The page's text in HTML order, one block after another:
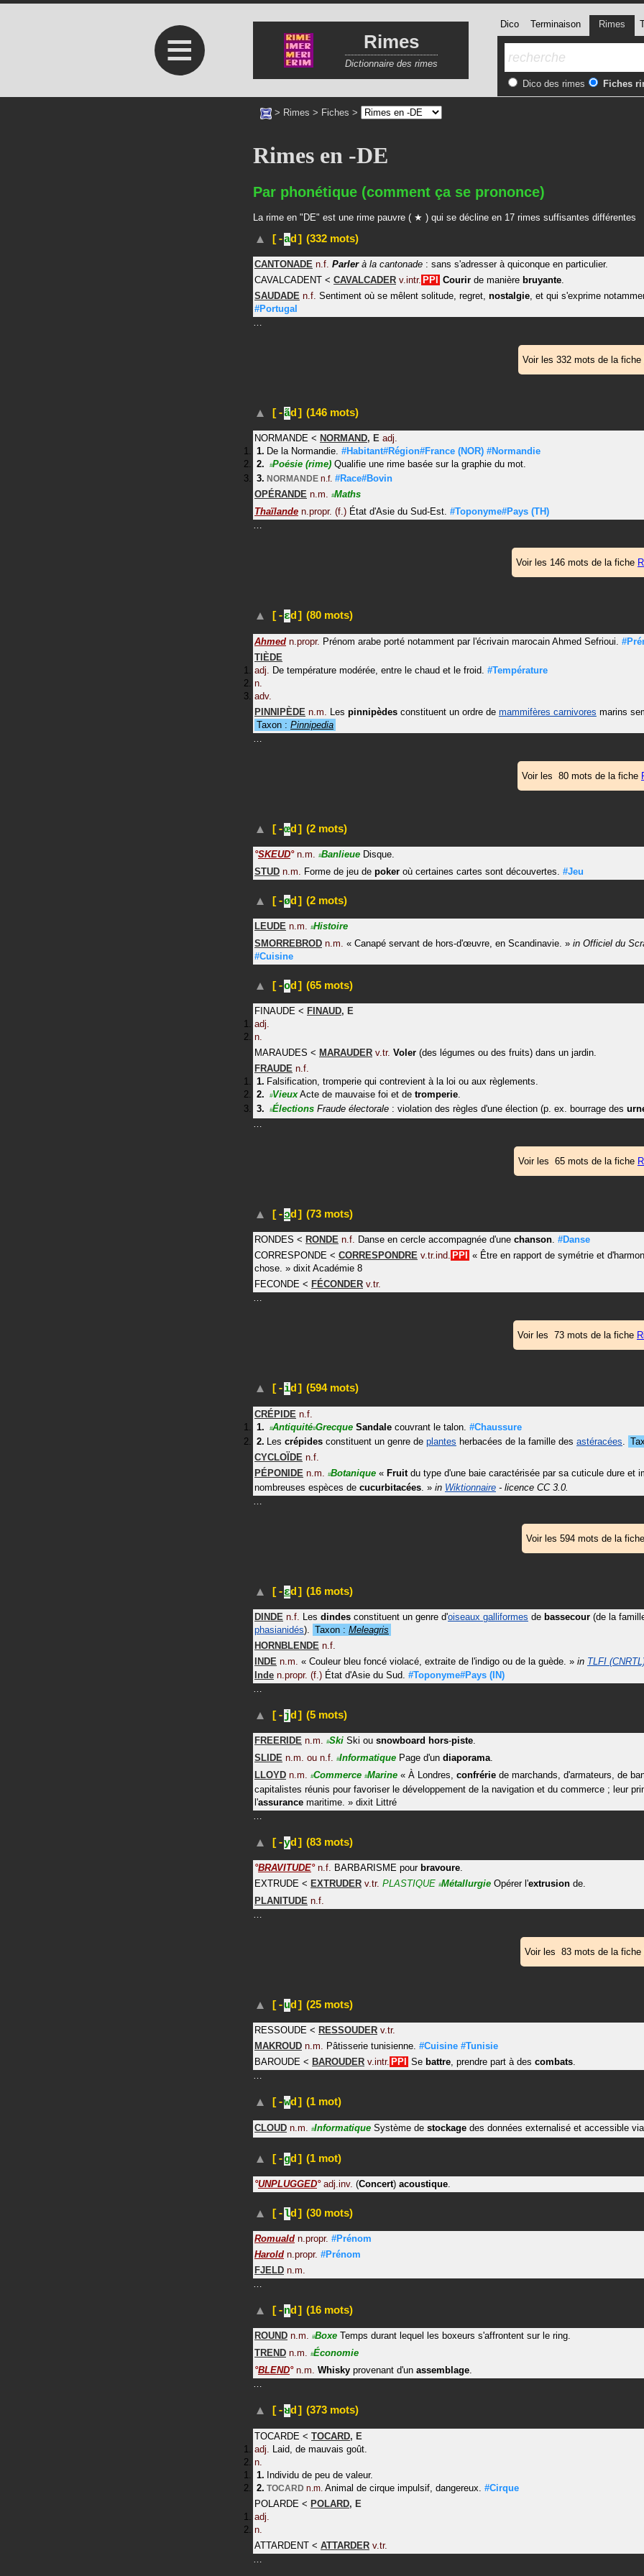
≡ Rimes
Dictionnaire des rimes
Dico Terminaison Rimes
Dico des rimes Fiches
> Rimes > Fiches >
Rimes en -DE
Par phonétique (comment ça se prononce)
La rime en "DE" est une rime pauvre ( ★ ) qui se décline en 17 rimes suffisantes différentes
[-ad] (332 mots)
CANTONADE n.f. Parlerà la cantonade : sans s'adresser à quiconque en particulier.
CAVALCADENT < CAVALCADER v.intr. PPI Courir de manière bruyante.
SAUDADE n.f. Sentiment où se mêlent solitude, regret, nostalgie, et qui s'exprime
#Portugal
…
Voir les 332 mots de la fiche
[-ãd] (146 mots)
NORMANDE < NORMAND, E adj.
De la Normandie. #Habitant#Région#France (NOR) #Normandie
#Poésie (rime) Qualifie une rime basée sur la graphie du mot.
NORMANDE n.f. #Race#Bovin
OPÉRANDE n.m. #Maths
Thaïlande n.propr. (f.) État d'Asie du Sud-Est. #Toponyme#Pays (TH)
…
Voir les 146 mots de la fiche
[-ɛd] (80 mots)
Ahmed n.propr. Prénom arabe porté notamment par l'écrivain marocain Ahmed Sefrioui.
TIÈDE
adj.
De température modérée, entre le chaud et le froid. #Température
n.
adv.
PINNIPÈDE n.m. Les pinnipèdes constituent un ordre de mammifères carnivores marins
Taxon : Pinnipedia
Voir les 80 mots de la fiche
[-œd] (2 mots)
°SKEUD° n.m. #Banlieue Disque.
STUD n.m. Forme de jeu de poker où certaines cartes sont découvertes. #Jeu
[-ød] (2 mots)
LEUDE n.m. #Histoire
SMORREBROD n.m. « Canapé servant de hors-d'œuvre, en Scandinavie. » in Officiel du
#Cuisine
[-od] (65 mots)
FINAUDE < FINAUD, E
adj.
n.
MARAUDES < MARAUDER v.tr. Voler (des légumes ou des fruits) dans un jardin.
FRAUDE n.f.
Falsification, tromperie qui contrevient à la loi ou aux règlements.
#Vieux Acte de mauvaise foi et de tromperie.
#Élections Fraude électorale : violation des règles d'une élection (p. ex. bourrage des
…
Voir les 65 mots de la fiche
[-ɔd] (73 mots)
RONDES < RONDE n.f. Danse en cercle accompagnée d'une chanson. #Danse
CORRESPONDE < CORRESPONDRE v.tr.ind. PPI « Être en rapport de symétrie et
chose. » dixit Académie 8
FECONDE < FÉCONDER v.tr.
…
Voir les 73 mots de la fiche
[-id] (594 mots)
CRÉPIDE n.f.
#Antiquité#Grecque Sandale couvrant le talon. #Chaussure
Les crépides constituent un genre de plantes herbacées de la famille des astéracées
CYCLOÏDE n.f.
PÉPONIDE n.m. #Botanique « Fruit du type d'une baie caractérisée par sa cuticule dure et
nombreuses espèces de cucurbitacées » in Wiktionnaire - licence CC 3.0.
Voir les 594 mots de la fiche
[-ɛd] (16 mots)
DINDE n.f. Les dindes constituent un genre d'oiseaux galliformes de bassecour (de la
phasianidés). Taxon : Meleagris
HORNBLENDE n.f.
INDE n.m. « Couleur bleu foncé violacé, extraite de l'indigo ou de la guède. » in TLFI
Inde n.propr. (f.) État d'Asie du Sud. #Toponyme#Pays (IN)
[-jd] (5 mots)
FREERIDE n.m. #Ski Ski ou snowboard hors-piste.
SLIDE n.m. ou n.f. #Informatique Page d'un diaporama.
LLOYD n.m. #Commerce #Marine « À Londres, confrérie de marchands, d'armateurs, de
capitalistes réunis pour favoriser le développement de la navigation et du commerce ; leur
l'assurance maritime. » dixit Littré
…
[-yd] (83 mots)
°BRAVITUDE° n.f. BARBARISME pour bravoure.
EXTRUDE < EXTRUDER v.tr. PLASTIQUE #Métallurgie Opérer l'extrusion de.
PLANITUDE n.f.
…
Voir les 83 mots de la fiche
[-ud] (25 mots)
RESSOUDE < RESSOUDER v.tr.
MAKROUD n.m. Pâtisserie tunisienne. #Cuisine #Tunisie
BAROUDE < BAROUDER v.intr. PPI Se battre, prendre part à des combats.
…
[-wd] (1 mot)
CLOUD n.m. #Informatique Système de stockage des données externalisé et accessible via
[-gd] (1 mot)
°UNPLUGGED° adj.inv. (Concert) acoustique
[-ld] (30 mots)
Romuald n.propr. #Prénom
Harold n.propr. #Prénom
FJELD n.m.
…
[-nd] (16 mots)
ROUND n.m. #Boxe Temps durant lequel les boxeurs s'affrontent sur le ring.
TREND n.m. #Économie
°BLEND° n.m. Whisky provenant d'un assemblage.
…
[-ʁd] (373 mots)
TOCARDE < TOCARD, E
adj.
Laid, de mauvais goût.
n.
Individu de peu de valeur.
TOCARD n.m. Animal de cirque impulsif, dangereux. #Cirque
POLARDE < POLARD, E
adj.
n.
ATTARDENT < ATTARDER v.tr.